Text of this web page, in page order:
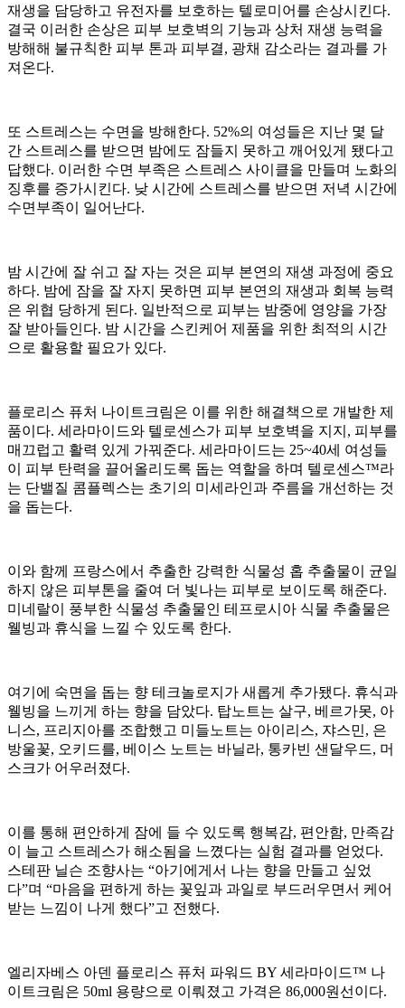
재생을 담당하고 유전자를 보호하는 텔로미어를 손상시킨다.
결국 이러한 손상은 피부 보호벽의 기능과 상처 재생 능력을
방해해 불규칙한 피부 톤과 피부결, 광채 감소라는 결과를 가
져온다.
또 스트레스는 수면을 방해한다. 52%의 여성들은 지난 몇 달
간 스트레스를 받으면 밤에도 잠들지 못하고 깨어있게 됐다고
답했다. 이러한 수면 부족은 스트레스 사이클을 만들며 노화의
징후를 증가시킨다. 낮 시간에 스트레스를 받으면 저녁 시간에
수면부족이 일어난다.
밤 시간에 잘 쉬고 잘 자는 것은 피부 본연의 재생 과정에 중요
하다. 밤에 잠을 잘 자지 못하면 피부 본연의 재생과 회복 능력
은 위협 당하게 된다. 일반적으로 피부는 밤중에 영양을 가장
잘 받아들인다. 밤 시간을 스킨케어 제품을 위한 최적의 시간
으로 활용할 필요가 있다.
플로리스 퓨처 나이트크림은 이를 위한 해결책으로 개발한 제
품이다. 세라마이드와 텔로센스가 피부 보호벽을 지지, 피부를
매끄럽고 활력 있게 가꿔준다. 세라마이드는 25~40세 여성들
이 피부 탄력을 끌어올리도록 돕는 역할을 하며 텔로센스™라
는 단밸질 콤플렉스는 초기의 미세라인과 주름을 개선하는 것
을 돕는다.
이와 함께 프랑스에서 추출한 강력한 식물성 홉 추출물이 균일
하지 않은 피부톤을 줄여 더 빛나는 피부로 보이도록 해준다.
미네랄이 풍부한 식물성 추출물인 테프로시아 식물 추출물은
웰빙과 휴식을 느낄 수 있도록 한다.
여기에 숙면을 돕는 향 테크놀로지가 새롭게 추가됐다. 휴식과
웰빙을 느끼게 하는 향을 담았다. 탑노트는 살구, 베르가못, 아
니스, 프리지아를 조합했고 미들노트는 아이리스, 쟈스민, 은
방울꽃, 오키드를, 베이스 노트는 바닐라, 통카빈 샌달우드, 머
스크가 어우러졌다.
이를 통해 편안하게 잠에 들 수 있도록 행복감, 편안함, 만족감
이 늘고 스트레스가 해소됨을 느꼈다는 실험 결과를 얻었다.
스테판 닐슨 조향사는 “아기에게서 나는 향을 만들고 싶었
다”며 “마음을 편하게 하는 꽃잎과 과일로 부드러우면서 케어
받는 느낌이 나게 했다”고 전했다.
엘리자베스 아덴 플로리스 퓨처 파워드 BY 세라마이드™ 나
이트크림은 50ml 용량으로 이뤄졌고 가격은 86,000원선이다.